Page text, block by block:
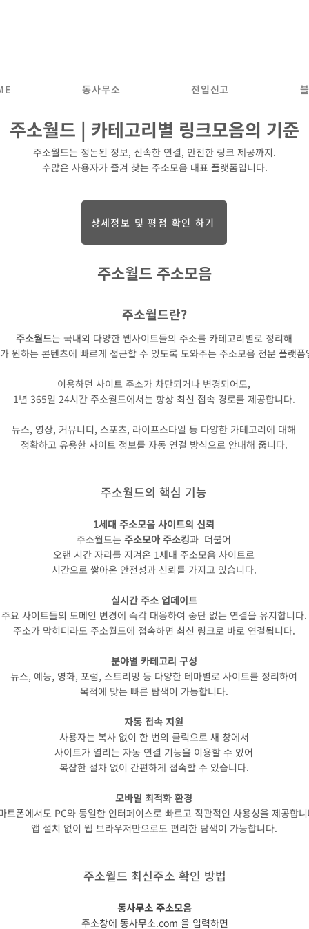
동사무소 전입신고
주소월드 | 카테고리별 링크모음의 기준
주소월드는 정돈된 정보, 신속한 연결, 안전한 링크 제공까지.
수많은 사용자가 즐겨 찾는 주소모음 대표 플랫폼입니다.
상세정보 및 평점 확인 하기
주소월드 주소모음
주소월드란?
주소월드는 국내외 다양한 웹사이트들의 주소를 카테고리별로 정리해
원하는 콘텐츠에 빠르게 접근할 수 있도록 도와주는 주소모음 전문 플랫폼
이용하던 사이트 주소가 차단되거나 변경되어도,
1년 365일 24시간 주소월드에서는 항상 최신 접속 경로를 제공합니다.
뉴스, 영상, 커뮤니티, 스포츠, 라이프스타일 등 다양한 카테고리에 대해
정확하고 유용한 사이트 정보를 자동 연결 방식으로 안내해 줍니다.
주소월드의 핵심 기능
1세대 주소모음 사이트의 신뢰
주소월드는 주소모아 주소킹과 더불어
오랜 시간 자리를 지켜온 1세대 주소모음 사이트로
시간으로 쌓아온 안전성과 신뢰를 가지고 있습니다.
실시간 주소 업데이트
주요 사이트들의 도메인 변경에 즉각 대응하여 중단 없는 연결을 유지합니다.
주소가 막히더라도 주소월드에 접속하면 최신 링크로 바로 연결됩니다.
분야별 카테고리 구성
뉴스, 예능, 영화, 포럼, 스트리밍 등 다양한 테마별로 사이트를 정리하여
목적에 맞는 빠른 탐색이 가능합니다.
자동 접속 지원
사용자는 복사 없이 한 번의 클릭으로 새 창에서
사이트가 열리는 자동 연결 기능을 이용할 수 있어
복잡한 절차 없이 간편하게 접속할 수 있습니다.
모바일 최적화 환경
트폰에서도 PC와 동일한 인터페이스로 빠르고 직관적인 사용성을 제공합
앱 설치 없이 웹 브라우저만으로도 편리한 탐색이 가능합니다.
주소월드 최신주소 확인 방법
동사무소 주소모음
주소창에 동사무소.com 을 입력하면